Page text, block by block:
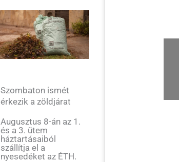
Szombaton ismét
érkezik a zöldjárat
Augusztus 8-án az 1.
és a 3. ütem
háztartásaiból
szállítja el a
nyesedéket az ÉTH.